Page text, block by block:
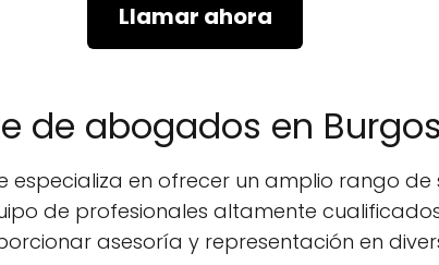
Llamar ahora
de abogados en Burgos
especializa en ofrecer un amplio rango
de profesionales altamente
asesoría y representación en